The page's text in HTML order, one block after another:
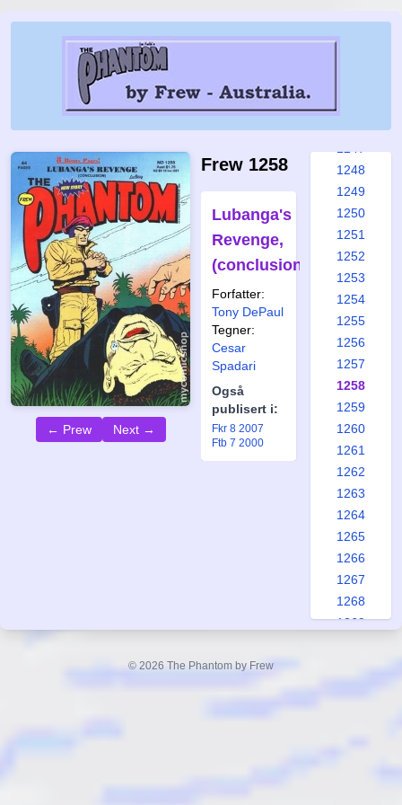
← Prew Next →
Frew 1258
Lubanga's
Revenge,
(conclusion)
Forfatter:
Tony DePaul
Tegner:
Cesar
Spadari
Også
publisert i:
Fkr 8 2007
Ftb 7 2000
1241
1242
1248
1249
1250
1251
1252
1253
1254
1255
1256
1257
1258
1259
1260
1261
1262
1263
1264
1265
1266
1267
1268
1269
© 2026 The Phantom by Frew